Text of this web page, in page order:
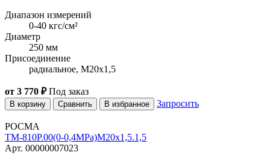
Диапазон измерений
0-40 кгс/см²
Диаметр
250 мм
Присоединение
радиальное, M20x1,5
от 3 770 ₽ Под заказ
В корзину Сравнить В избранное Запросить
РОСМА
ТМ-810Р.00(0-0,4MPa)M20x1,5.1,5
Арт. 00000007023